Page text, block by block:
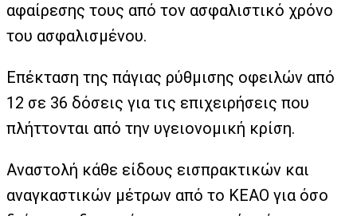
αφαίρεσης τους από τον ασφαλιστικό χρόνο
του ασφαλισμένου.
Επέκταση της πάγιας ρύθμισης οφειλών από
12 σε 36 δόσεις για τις επιχειρήσεις που
πλήττονται από την υγειονομική κρίση.
Αναστολή κάθε είδους εισπρακτικών και
αναγκαστικών μέτρων από το ΚΕΑΟ για όσο